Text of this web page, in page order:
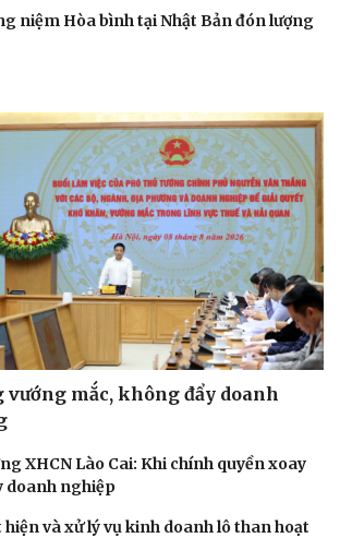
niệm Hòa bình tại Nhật Bản đón lượng
vướng mắc, không đẩy doanh
XHCN Lào Cai: Khi chính quyền xoay
doanh nghiệp
và xử lý vụ kinh doanh lô than hoạt